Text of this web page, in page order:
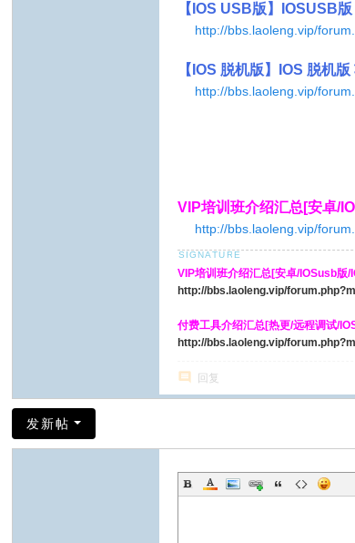
【IOS USB版】IOSUSB
http://bbs.laoleng.vip/
【IOS 脱机版】IOS 脱机
http://bbs.laoleng.vip/
VIP培训班介绍汇总[安卓/
http://bbs.laoleng.vip/
VIP培训班介绍汇总[安卓/IOSusb版
http://bbs.laoleng.vip/
付费工具介绍汇总[热更/远程调试/
http://bbs.laoleng.vip/
回复
发新帖